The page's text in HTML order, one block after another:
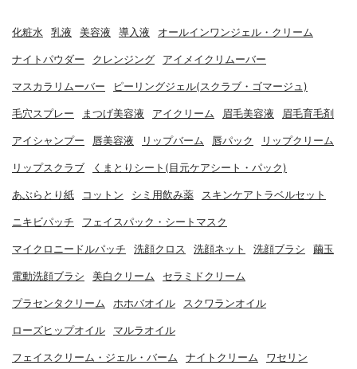
化粧水 乳液 美容液 導入液 オールインワンジェル・クリーム
ナイトパウダー クレンジング アイメイクリムーバー
マスカラリムーバー ピーリングジェル(スクラブ・ゴマージュ)
毛穴スプレー まつげ美容液 アイクリーム 眉毛美容液 眉毛育毛剤
アイシャンプー 唇美容液 リップバーム 唇パック リップクリーム
リップスクラブ くまとりシート(目元ケアシート・パック)
あぶらとり紙 コットン シミ用飲み薬 スキンケアトラベルセット
ニキビパッチ フェイスパック・シートマスク
マイクロニードルパッチ 洗顔クロス 洗顔ネット 洗顔ブラシ 繭玉
電動洗顔ブラシ 美白クリーム セラミドクリーム
プラセンタクリーム ホホバオイル スクワランオイル
ローズヒップオイル マルラオイル
フェイスクリーム・ジェル・バーム ナイトクリーム ワセリン